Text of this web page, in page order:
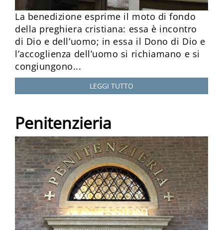
La benedizione esprime il moto di fondo
della preghiera cristiana: essa è incontro
di Dio e dell’uomo; in essa il Dono di Dio e
l’accoglienza dell’uomo si richiamano e si
congiungono...
LEGGI TUTTO
Penitenzieria